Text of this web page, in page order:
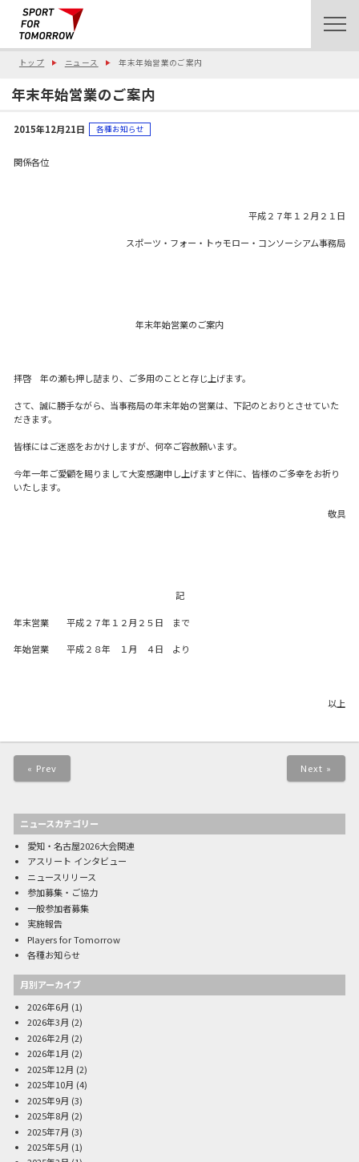
トップ ニュース 年末年始営業のご案内
年末年始営業のご案内
2015年12月21日 各種お知らせ
関係各位
平成２７年１２月２１日
スポーツ・フォー・トゥモロー・コンソーシアム事務局
年末年始営業のご案内
拝啓 年の瀬も押し詰まり、ご多用のことと存じ上げます。
さて、誠に勝手ながら、当事務局の年末年始の営業は、下記のとおりとさせていた
だきます。
皆様にはご迷惑をおかけしますが、何卒ご容赦願います。
今年一年ご愛顧を賜りまして大変感謝申し上げますと伴に、皆様のご多幸をお祈り
いたします。
敬具
記
年末営業 平成２７年１２月２５日 まで
年始営業 平成２８年 １月 ４日 より
以上
« Prev Next »
ニュースカテゴリー
愛知・名古屋2026大会関連
アスリート インタビュー
ニュースリリース
参加募集・ご協力
一般参加者募集
実施報告
Players for Tomorrow
各種お知らせ
月別アーカイブ
2026年6月 (1)
2026年3月 (2)
2026年2月 (2)
2026年1月 (2)
2025年12月 (2)
2025年10月 (4)
2025年9月 (3)
2025年8月 (2)
2025年7月 (3)
2025年5月 (1)